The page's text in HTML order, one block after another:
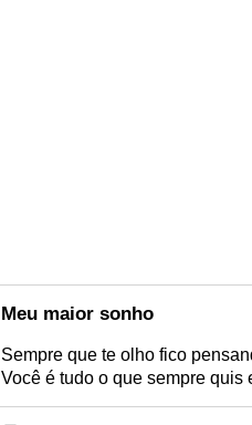
Meu maior sonho
Sempre que te olho fico
Você é tudo o que sempre quis